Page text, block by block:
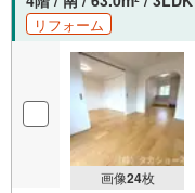
リフォーム
画像24枚